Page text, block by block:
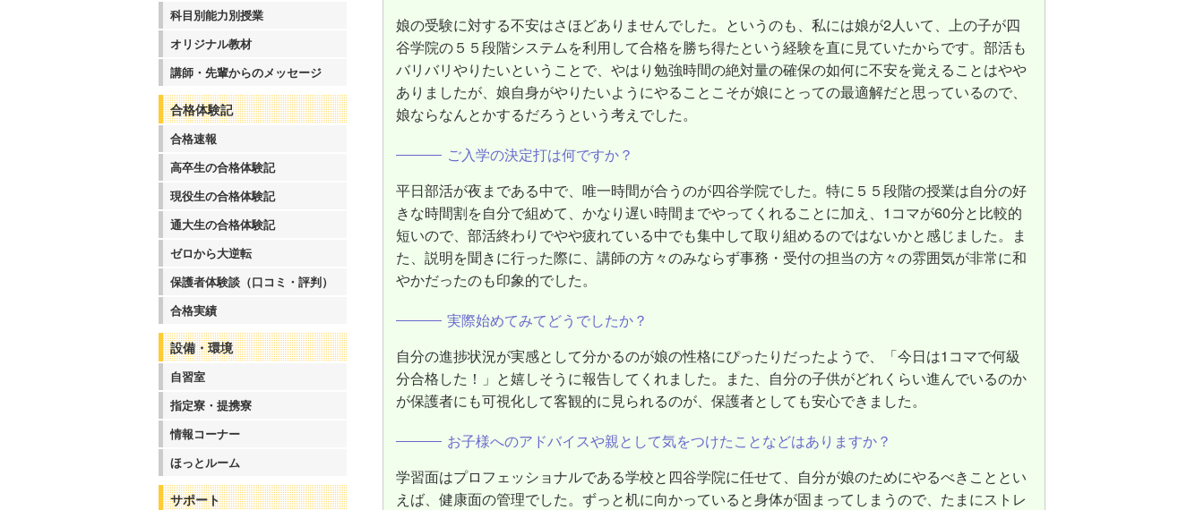
科目別能力別授業
オリジナル教材
講師・先輩からのメッセージ
合格体験記
合格速報
高卒生の合格体験記
現役生の合格体験記
通大生の合格体験記
ゼロから大逆転
保護者体験談（口コミ・評判）
合格実績
設備・環境
自習室
指定寮・提携寮
情報コーナー
ほっとルーム
サポート
娘の受験に対する不安はさほどありませんでした。というのも、私には娘が2人いて、上の子が四
谷学院の５５段階システムを利用して合格を勝ち得たという経験を直に見ていたからです。部活も
バリバリやりたいということで、やはり勉強時間の絶対量の確保の如何に不安を覚えることはやや
ありましたが、娘自身がやりたいようにやることこそが娘にとっての最適解だと思っているので、
娘ならなんとかするだろうという考えでした。
ご入学の決定打は何ですか？
平日部活が夜まである中で、唯一時間が合うのが四谷学院でした。特に５５段階の授業は自分の好
きな時間割を自分で組めて、かなり遅い時間までやってくれることに加え、1コマが60分と比較的
短いので、部活終わりでやや疲れている中でも集中して取り組めるのではないかと感じました。ま
た、説明を聞きに行った際に、講師の方々のみならず事務・受付の担当の方々の雰囲気が非常に和
やかだったのも印象的でした。
実際始めてみてどうでしたか？
自分の進捗状況が実感として分かるのが娘の性格にぴったりだったようで、「今日は1コマで何級
分合格した！」と嬉しそうに報告してくれました。また、自分の子供がどれくらい進んでいるのか
が保護者にも可視化して客観的に見られるのが、保護者としても安心できました。
お子様へのアドバイスや親として気をつけたことなどはありますか？
学習面はプロフェッショナルである学校と四谷学院に任せて、自分が娘のためにやるべきこととい
えば、健康面の管理でした。ずっと机に向かっていると身体が固まってしまうので、たまにストレ